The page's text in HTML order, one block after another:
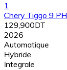
1
Chery Tiggo 9
129,900DT
2026
Automatique
Hybride
Integrale